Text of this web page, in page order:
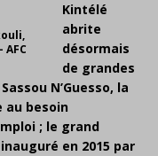
Kintélé
abrite
désormais
de grandes
N’Guesso, la
au besoin
; le grand
en 2015 par